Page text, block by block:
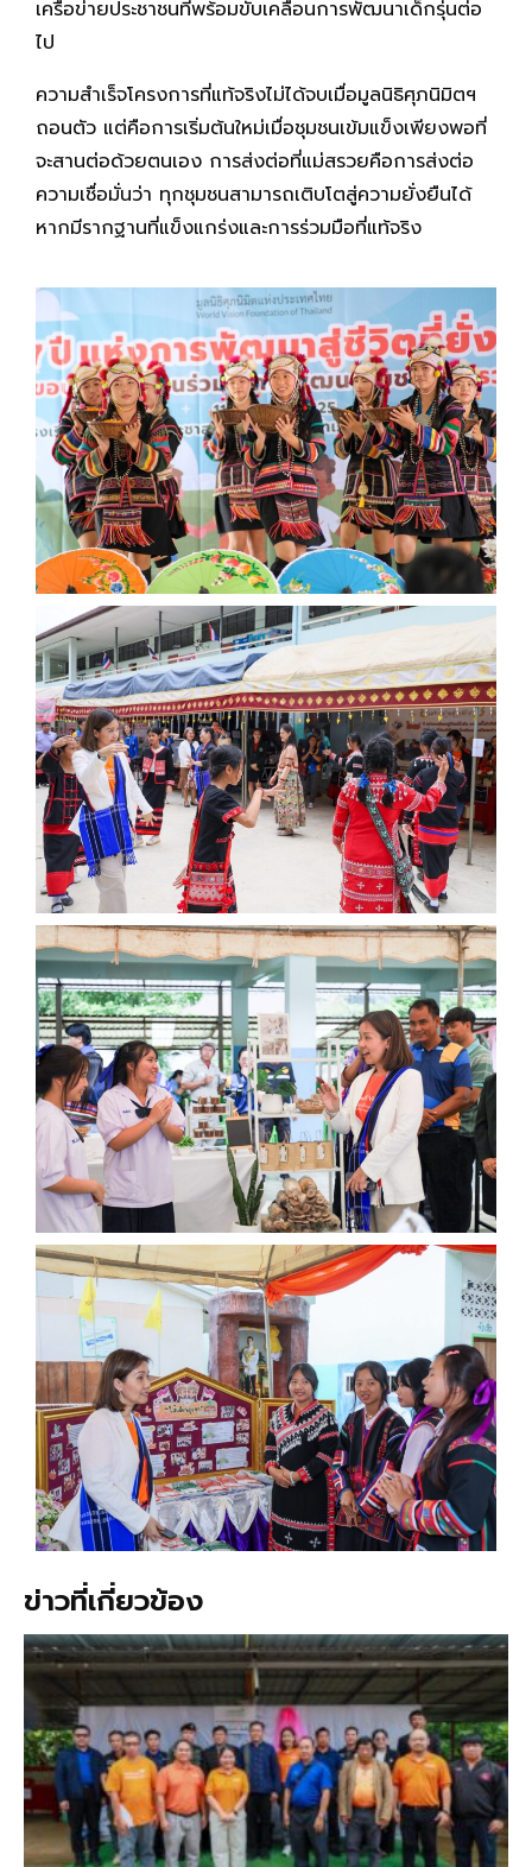
เครือข่ายประชาชนที่พร้อมขับเคลื่อนการพัฒนาเด็กรุ่นต่อ
ไป
ความสำเร็จโครงการที่แท้จริงไม่ได้จบเมื่อมูลนิธิศุภนิมิตฯ
ถอนตัว แต่คือการเริ่มต้นใหม่เมื่อชุมชนเข้มแข็งเพียงพอที่
จะสานต่อด้วยตนเอง การส่งต่อที่แม่สรวยคือการส่งต่อ
ความเชื่อมั่นว่า ทุกชุมชนสามารถเติบโตสู่ความยั่งยืนได้
หากมีรากฐานที่แข็งแกร่งและการร่วมมือที่แท้จริง
ข่าวที่เกี่ยวข้อง